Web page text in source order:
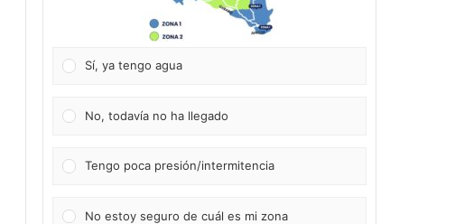
Sí, ya tengo agua
No, todavía no ha llegado
Tengo poca presión/intermitencia
No estoy seguro de cuál es mi zona